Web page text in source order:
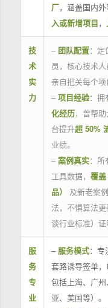
厂，涵盖国内外
入或新增项目，
技
术
实
力
– 团队配置：定
员，核心技术
亲自把关每个项
– 项目经验：拥
化经历，曾帮
台提升超 50%
业绩。
– 案例真实：所
工具数据， 覆
品）
及新老案
法，不惧算法
谈行业标准）证
服
务
专
业
– 服务模式：专
套路诱导签单
包括上海、广
亚、美国等）。